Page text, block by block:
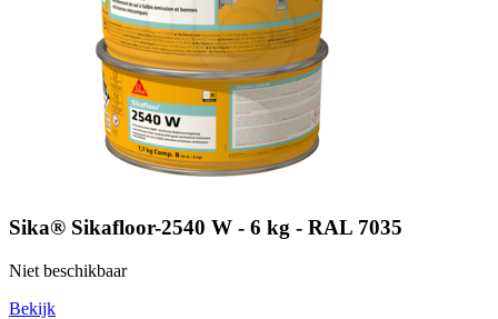
Sika® Sikafloor-2540 W - 6 kg - RAL 7035
Niet beschikbaar
Bekijk